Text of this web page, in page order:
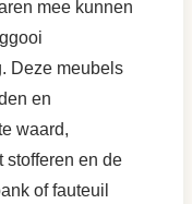
mee kunnen
Deze meubels
en
waard,
stofferen en de
of fauteuil